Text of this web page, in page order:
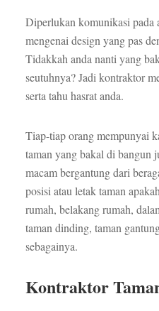
Diperlukan komunikasi pada
mengenai design yang pas
Tidakkah anda nanti yang
seutuhnya? Jadi kontraktor
serta tahu hasrat anda.
Tiap-tiap orang mempunyai
taman yang bakal di bangun
macam bergantung dari
posisi atau letak taman
rumah, belakang rumah,
taman dinding, taman
sebagainya.
Kontraktor